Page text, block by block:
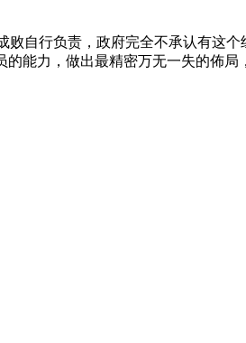
败自行负责，政府完全不承认有这
能力，做出最精密万无一失的佈局